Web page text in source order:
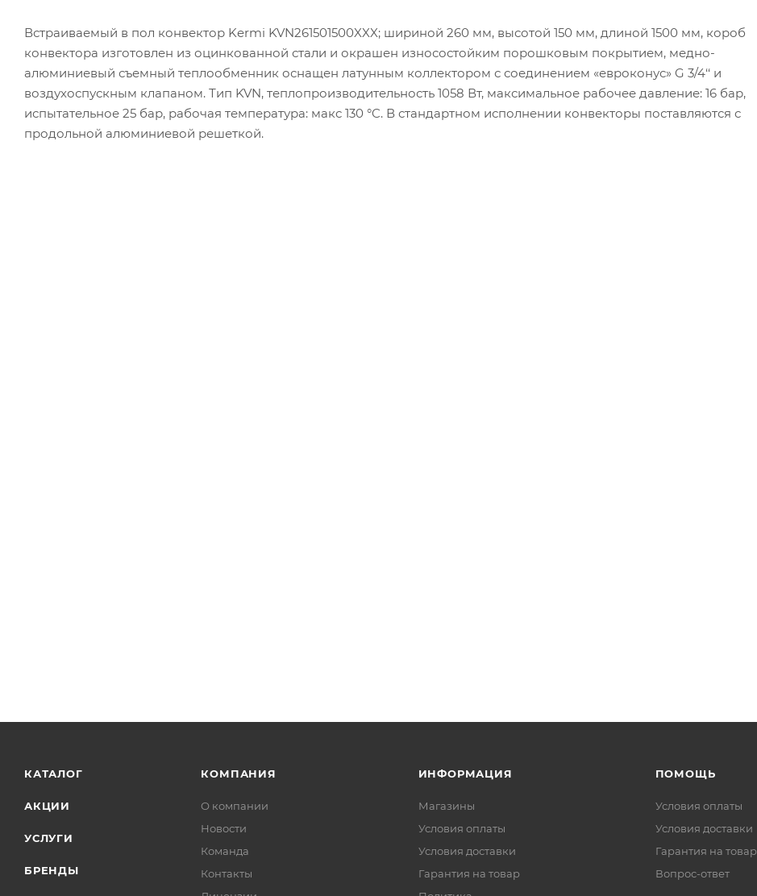
Встраиваемый в пол конвектор Kermi KVN261501500XXX; шириной 260 мм, высотой 150 мм, длиной 1500 мм, короб
конвектора изготовлен из оцинкованной стали и окрашен износостойким порошковым покрытием, медно-
алюминиевый съемный теплообменник оснащен латунным коллектором с соединением «евроконус» G 3/4‘‘ и
воздухоспускным клапаном. Тип KVN, теплопроизводительность 1058 Вт, максимальное рабочее давление: 16 бар,
испытательное 25 бар, рабочая температура: макс 130 °C. В стандартном исполнении конвекторы поставляются с
продольной алюминиевой решеткой.
КАТАЛОГ
АКЦИИ
УСЛУГИ
БРЕНДЫ
КОМПАНИЯ
О компании
Новости
Команда
Контакты
ИНФОРМАЦИЯ
Магазины
Условия оплаты
Условия доставки
Гарантия на товар
ПОМОЩЬ
Условия оплаты
Условия доставки
Гарантия на товар
Вопрос-ответ